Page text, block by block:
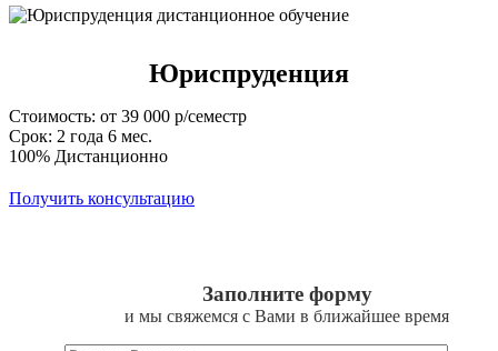
Юриспруденция
Стоимость: от 39 000 р/семестр
Срок: 2 года 6 мес.
100% Дистанционно
Получить консультацию
Заполните форму
и мы свяжемся с Вами в ближайшее время